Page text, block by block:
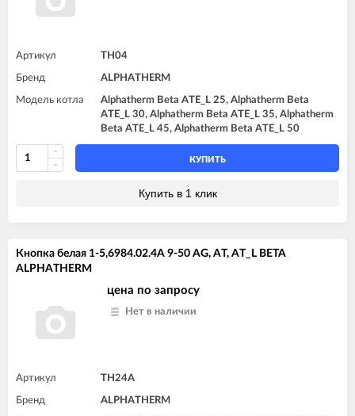
Артикул TH04
Бренд ALPHATHERM
Модель котла
Alphatherm Beta ATE_L 25, Alphatherm Beta
ATE_L 30, Alphatherm Beta ATE_L 35, Alphatherm
Beta ATE_L 45, Alphatherm Beta ATE_L 50
КУПИТЬ
Купить в 1 клик
Кнопка белая 1-5,6984.02.4A 9-50 AG, AT, AT_L BETA
ALPHATHERM
цена по запросу
Нет в наличии
Артикул TH24A
Бренд ALPHATHERM